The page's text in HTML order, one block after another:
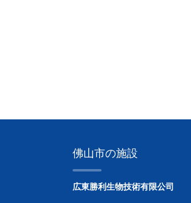
佛山市の施設
広東勝利生物技術有限公司